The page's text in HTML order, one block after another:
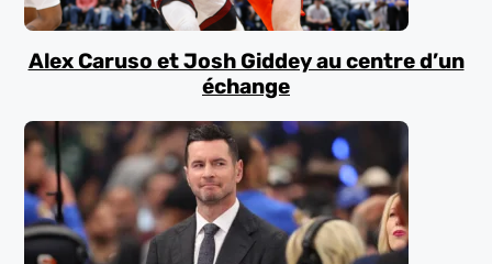
Alex Caruso et Josh Giddey au centre d’un
échange